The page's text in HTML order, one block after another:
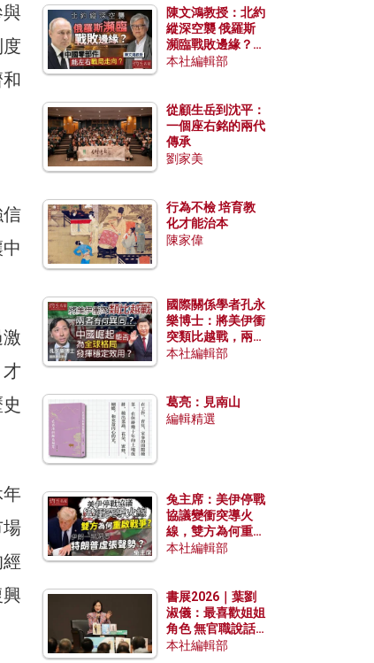
陳文鴻教授：北約
縱深空襲 俄羅斯
瀕臨戰敗邊緣？中
國零部件能左右戰
本社編輯部
從顧生岳到沈平：
一個座右銘的兩代
傳承
劉家美
行為不檢 培育教
化才能治本
陳家偉
國際關係學者孔永
樂博士：將美伊衝
突類比越戰，兩者
有何異同？中國崛
本社編輯部
葛亮：見南山
編輯精選
兔主席：美伊停戰
協議變衝突導火
線，雙方為何重啟
戰爭？伊朗一早洞
本社編輯部
書展2026｜葉劉
淑儀：最喜歡姐姐
角色 無官職說話
包袱少
本社編輯部